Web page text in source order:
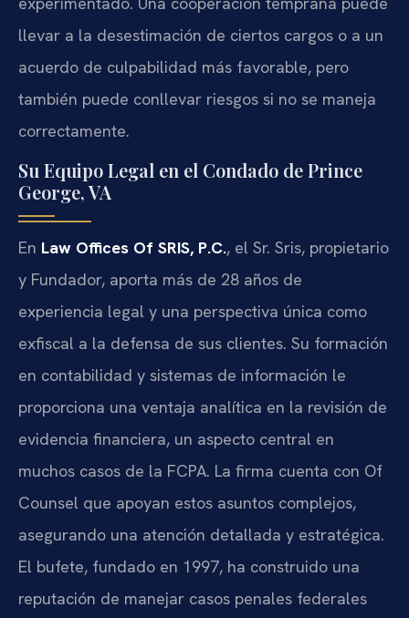
llevar a la desestimación de ciertos cargos o a un
acuerdo de culpabilidad más favorable, pero
también puede conllevar riesgos si no se maneja
correctamente.
Su Equipo Legal en el Condado de Prince
George, VA
En Law Offices Of SRIS, P.C., el Sr. Sris, propietario
y Fundador, aporta más de 28 años de
experiencia legal y una perspectiva única como
exfiscal a la defensa de sus clientes. Su formación
en contabilidad y sistemas de información le
proporciona una ventaja analítica en la revisión de
evidencia financiera, un aspecto central en
muchos casos de la FCPA. La firma cuenta con Of
Counsel que apoyan estos asuntos complejos,
asegurando una atención detallada y estratégica.
El bufete, fundado en 1997, ha construido una
reputación de manejar casos penales federales